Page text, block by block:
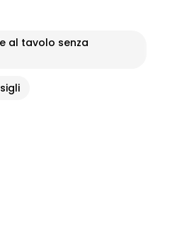
al tavolo senza